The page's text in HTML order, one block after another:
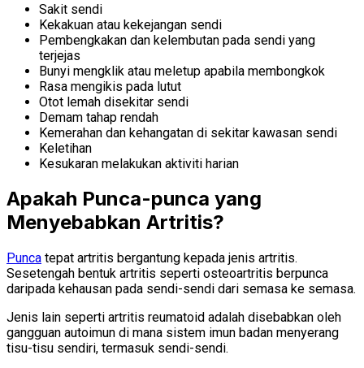
Sakit sendi
Kekakuan atau kekejangan sendi
Pembengkakan dan kelembutan pada sendi yang
terjejas
Bunyi mengklik atau meletup apabila membongkok
Rasa mengikis pada lutut
Otot lemah disekitar sendi
Demam tahap rendah
Kemerahan dan kehangatan di sekitar kawasan sendi
Keletihan
Kesukaran melakukan aktiviti harian
Apakah Punca-punca yang
Menyebabkan Artritis?
Punca tepat artritis bergantung kepada jenis artritis.
Sesetengah bentuk artritis seperti osteoartritis berpunca
daripada kehausan pada sendi-sendi dari semasa ke semasa.
Jenis lain seperti artritis reumatoid adalah disebabkan oleh
gangguan autoimun di mana sistem imun badan menyerang
tisu-tisu sendiri, termasuk sendi-sendi.